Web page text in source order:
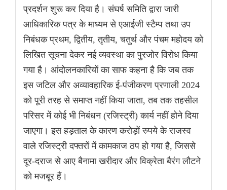
प्रदर्शन शुरू कर दिया है। संघर्ष समिति द्वारा जारी
आधिकारिक पत्र के माध्यम से एआईजी स्टैम्प तथा उप
निबंधक प्रथम, द्वितीय, तृतीय, चतुर्थ और पंचम महोदय को
लिखित सूचना देकर नई व्यवस्था का पुरजोर विरोध किया
गया है। आंदोलनकारियों का साफ कहना है कि जब तक
इस जटिल और अव्यावहारिक ई-पंजीकरण प्रणाली 2024
को पूरी तरह से समाप्त नहीं किया जाता, तब तक तहसील
परिसर में कोई भी निबंधन (रजिस्ट्री) कार्य नहीं होने दिया
जाएगा। इस हड़ताल के कारण करोड़ों रुपये के राजस्व
वाले रजिस्ट्री दफ्तरों में कामकाज ठप हो गया है, जिससे
दूर-दराज से आए बैनामा खरीदार और विक्रेता बैरंग लौटने
को मजबूर हैं।